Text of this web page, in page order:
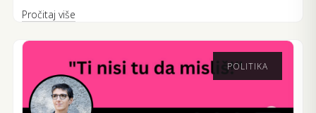
Pročitaj više
POLITIKA